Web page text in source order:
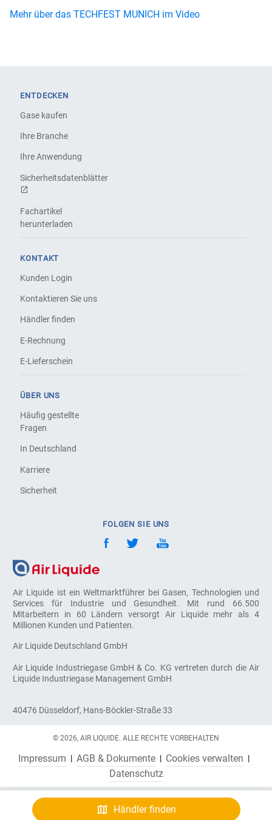
Händler finden
Mehr über das TECHFEST MUNICH im Video
Air Liquide ist ein Weltmarktführer bei Gasen, Technologien und
Services für Industrie und Gesundheit. Mit rund 66.500
Mitarbeitern in 60 Ländern versorgt Air Liquide mehr als 4
Millionen Kunden und Patienten.
Air Liquide Deutschland GmbH
Air Liquide Industriegase GmbH & Co. KG vertreten durch die Air
Liquide Industriegase Management GmbH
40476 Düsseldorf, Hans-Böckler-Straße 33
ENTDECKEN
Gase kaufen
Ihre Branche
Ihre Anwendung
Sicherheitsdatenblätter
Fachartikel
herunterladen
KONTAKT
Kunden Login
Kontaktieren Sie uns
Händler finden
E-Rechnung
E-Lieferschein
ÜBER UNS
Häufig gestellte
Fragen
In Deutschland
Karriere
Sicherheit
FOLGEN SIE UNS
© 2026, AIR LIQUIDE. ALLE RECHTE VORBEHALTEN
Impressum AGB & Dokumente
Cookies verwalten
Datenschutz